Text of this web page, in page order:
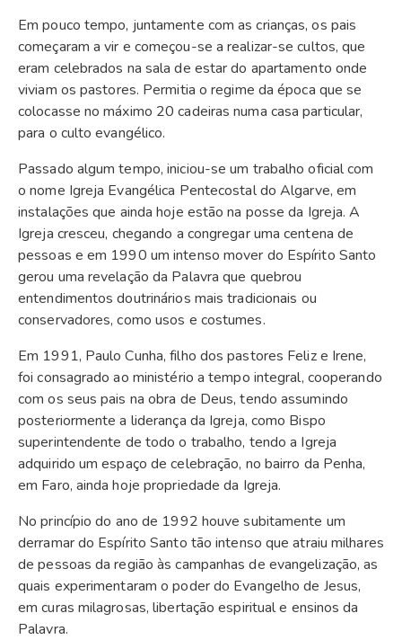
Em pouco tempo, juntamente com as crianças, os pais
começaram a vir e começou-se a realizar-se cultos, que
eram celebrados na sala de estar do apartamento onde
viviam os pastores. Permitia o regime da época que se
colocasse no máximo 20 cadeiras numa casa particular,
para o culto evangélico.
Passado algum tempo, iniciou-se um trabalho oficial com
o nome Igreja Evangélica Pentecostal do Algarve, em
instalações que ainda hoje estão na posse da Igreja. A
Igreja cresceu, chegando a congregar uma centena de
pessoas e em 1990 um intenso mover do Espírito Santo
gerou uma revelação da Palavra que quebrou
entendimentos doutrinários mais tradicionais ou
conservadores, como usos e costumes.
Em 1991, Paulo Cunha, filho dos pastores Feliz e Irene,
foi consagrado ao ministério a tempo integral, cooperando
com os seus pais na obra de Deus, tendo assumindo
posteriormente a liderança da Igreja, como Bispo
superintendente de todo o trabalho, tendo a Igreja
adquirido um espaço de celebração, no bairro da Penha,
em Faro, ainda hoje propriedade da Igreja.
No princípio do ano de 1992 houve subitamente um
derramar do Espírito Santo tão intenso que atraiu milhares
de pessoas da região às campanhas de evangelização, as
quais experimentaram o poder do Evangelho de Jesus,
em curas milagrosas, libertação espiritual e ensinos da
Palavra.